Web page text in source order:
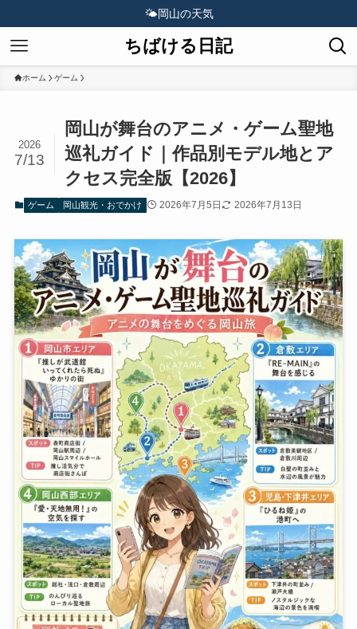
🌤️岡山の天気
ちばける日記
ホーム ゲーム
岡山が舞台のアニメ・ゲーム聖地
巡礼ガイド｜作品別モデル地とア
クセス完全版【2026】
2026
7/13
ゲーム 岡山観光・おでかけ 2026年7月5日 2026年7月13日